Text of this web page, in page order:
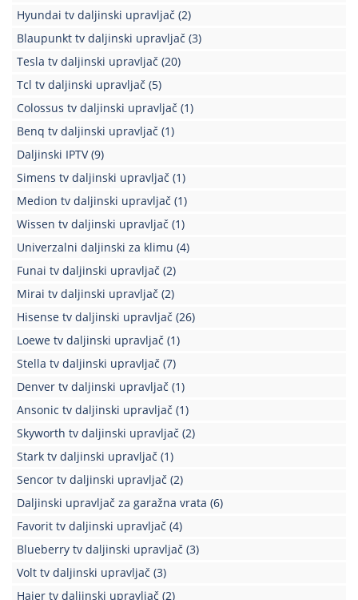
Hyundai tv daljinski upravljač (2)
Blaupunkt tv daljinski upravljač (3)
Tesla tv daljinski upravljač (20)
Tcl tv daljinski upravljač (5)
Colossus tv daljinski upravljač (1)
Benq tv daljinski upravljač (1)
Daljinski IPTV (9)
Simens tv daljinski upravljač (1)
Medion tv daljinski upravljač (1)
Wissen tv daljinski upravljač (1)
Univerzalni daljinski za klimu (4)
Funai tv daljinski upravljač (2)
Mirai tv daljinski upravljač (2)
Hisense tv daljinski upravljač (26)
Loewe tv daljinski upravljač (1)
Stella tv daljinski upravljač (7)
Denver tv daljinski upravljač (1)
Ansonic tv daljinski upravljač (1)
Skyworth tv daljinski upravljač (2)
Stark tv daljinski upravljač (1)
Sencor tv daljinski upravljač (2)
Daljinski upravljač za garažna vrata (6)
Favorit tv daljinski upravljač (4)
Blueberry tv daljinski upravljač (3)
Volt tv daljinski upravljač (3)
Haier tv daljinski upravljač (2)